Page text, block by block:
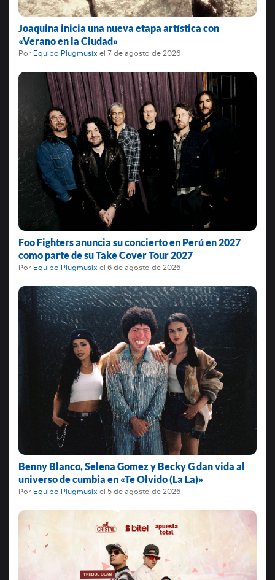
Joaquina inicia una nueva etapa artística con
«Verano en la Ciudad»
Por Equipo Plugmusix el 7 de agosto de 2026
Foo Fighters anuncia su concierto en Perú en 2027
como parte de su Take Cover Tour 2027
Por Equipo Plugmusix el 6 de agosto de 2026
Benny Blanco, Selena Gomez y Becky G dan vida al
universo de cumbia en «Te Olvido (La La)»
Por Equipo Plugmusix el 5 de agosto de 2026